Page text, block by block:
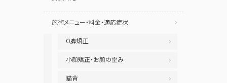
施術メニュー・料金・適応症状
O脚矯正
小顔矯正・お顔の歪み
猫背